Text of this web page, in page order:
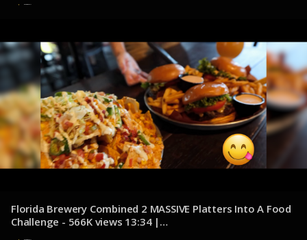
Florida Brewery Combined 2 MASSIVE Platters Into A Food
Challenge - 566K views 13:34 |